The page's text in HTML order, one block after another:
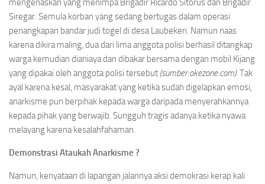
mengenaskan yang menimpa Brigadir Ricardo Sitorus dan Brigadir
Siregar. Semula korban yang sedang bertugas dalam operasi
penangkapan bandar judi togel di desa Laubekeri. Namun naas
karena dikira maling, dua dari lima anggota polisi berhasil ditangkap
warga kemudian dianiaya dan dibakar bersama dengan mobil Kijang
yang dipakai oleh anggota polisi tersebut (sumber:okezone.com). Tak
ayal karena kesal, masyarakat yang ketika sudah digelapkan emosi,
anarkisme pun berpihak kepada warga daripada menyerahkannya
kepada pihak yang berwajib. Sungguh tragis adanya ketika nyawa
melayang karena kesalahfahaman.
Demonstrasi Ataukah Anarkisme ?
Namun, kenyataan di lapangan jalannya aksi demokrasi kerap kali